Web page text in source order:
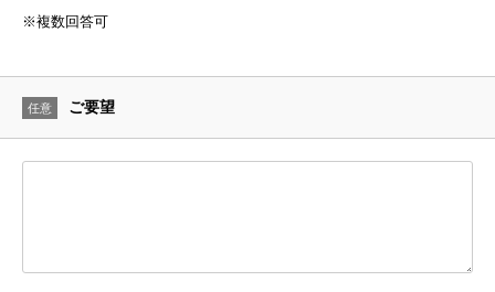
※複数回答可
任意 ご要望